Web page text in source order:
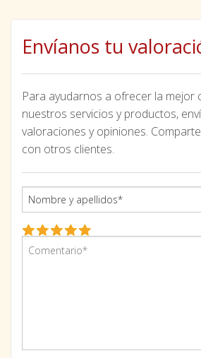
Envíanos tu
Para ayudarnos a ofrecer la mejor
nuestros servicios y productos,
valoraciones y opiniones.
con otros clientes.